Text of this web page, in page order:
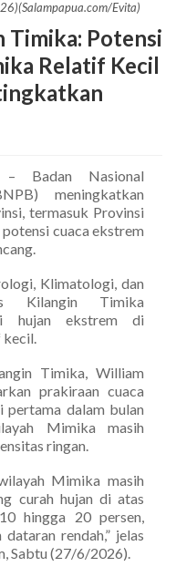
Evita)
Timika: Potensi
Relatif Kecil
– Badan Nasional
meningkatkan
termasuk Provinsi
potensi cuaca ekstrem
Klimatologi, dan
Kilangin Timika
hujan ekstrem di
Timika, William
prakiraan cuaca
pertama dalam bulan
Mimika masih
ringan.
Mimika masih
curah hujan di atas
hingga 20 persen,
rendah,” jelas
Sabtu (27/6/2026).